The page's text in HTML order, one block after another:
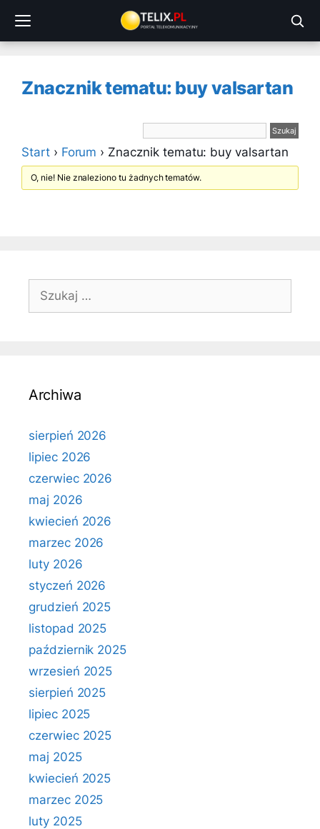
treści
Znacznik tematu: buy valsartan
Start › Forum › Znacznik tematu: buy valsartan
O, nie! Nie znaleziono tu żadnych tematów.
Szukaj:
Archiwa
sierpień 2026
lipiec 2026
czerwiec 2026
maj 2026
kwiecień 2026
marzec 2026
luty 2026
styczeń 2026
grudzień 2025
listopad 2025
październik 2025
wrzesień 2025
sierpień 2025
lipiec 2025
czerwiec 2025
maj 2025
kwiecień 2025
marzec 2025
luty 2025